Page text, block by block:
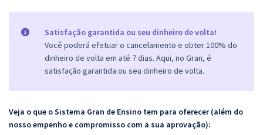
Satisfação garantida ou seu dinheiro de volta!
Você poderá efetuar o cancelamento e obter 100% do
dinheiro de volta em até 7 dias. Aqui, no Gran, é
satisfação garantida ou seu dinheiro de volta.
Veja o que o Sistema Gran de Ensino tem para oferecer (além do
nosso empenho e compromisso com a sua aprovação):